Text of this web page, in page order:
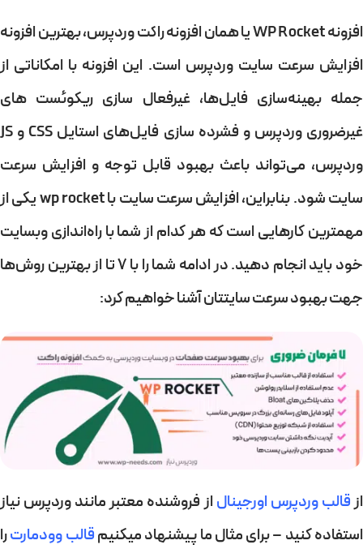
افزونه WP Rocket یا همان افزونه راکت وردپرس، بهترین افزونه
افزایش سرعت سایت وردپرس است. این افزونه با امکاناتی از
جملهبهینه‌سازی فایل‌ها،غیرفعال سازی ریکوئست های
غیرضروری وردپرس
و فشرده سازی فایل‌های استایل CSS و JS
وردپرس، می‌تواند باعث بهبود قابل توجه و افزایش سرعت
سایت شود. بنابراین، افزایش سرعت سایت با wp rocket یکی از
مهمترین کارهایی است که هر کدام از شما با راه‌اندازی وبسایت
خود باید انجام دهید. در ادامه شما را با 7 تا از بهترین روش‌ها
جهت بهبود سرعت سایتتان آشنا خواهیم کرد:
ازقالب وردپرس اورجینال از فروشنده معتبر مانندوردپرس نیاز
استفاده کنید – برای مثال ما پیشنهاد میکنیمقالب وودمارترا